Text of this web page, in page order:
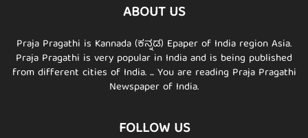
ABOUT US
Praja Pragathi is Kannada (ಕನ್ನಡ) Epaper of India region Asia.
Praja Pragathi is very popular in India and is being published
from different cities of India. ... You are reading Praja Pragathi
Newspaper of India.
FOLLOW US